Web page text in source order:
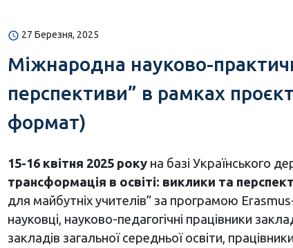
27 Березня, 2025
Міжнародна науково-
перспективи” в рамках
формат)
15-16 квітня 2025 рокуна базі Українського
трансформація в освіті: виклики та
для майбутніх учителів” за програмою
науковці, науково-педагогічні працівники
закладів загальної середньої освіти,